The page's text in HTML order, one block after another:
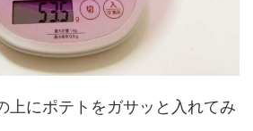
上にポテトをガサッと入れてみ